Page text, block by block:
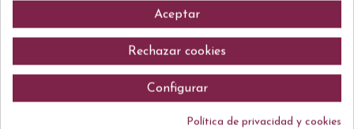
No hay reseñas de clientes en este momento.
Aceptar
Rechazar cookies
Configurar
Política de privacidad y cookies